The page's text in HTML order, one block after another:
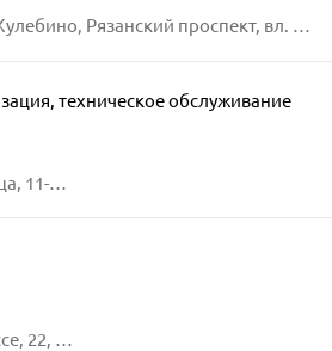
Москва, Выхино-Жулебино, Рязанский проспект, вл. 101
техническое обслуживание
Москва, Нагатино-Садовники, Садовники улица, 11-А, стр. 3
Москва, Нагатино-Садовники, Каширское шоссе, 22, к. 4